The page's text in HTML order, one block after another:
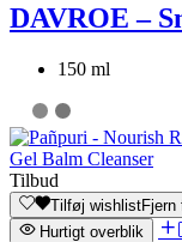
DAVROE –
150 ml
Tilbud
Tilføj wishlist
Hurtigt overblik